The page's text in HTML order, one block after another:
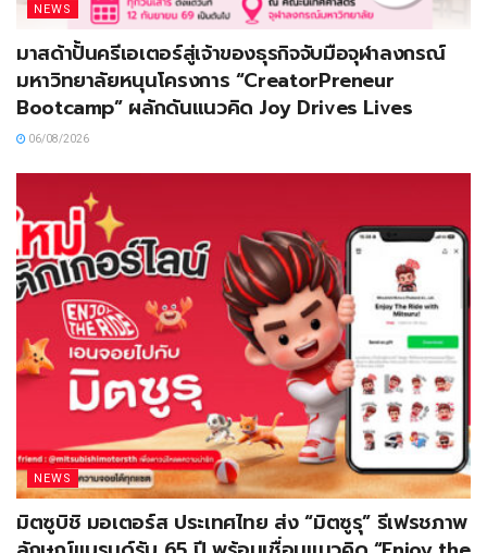
NEWS
มาสด้าปั้นครีเอเตอร์สู่เจ้าของธุรกิจจับมือจุฬาลงกรณ์
มหาวิทยาลัยหนุนโครงการ “CreatorPreneur
Bootcamp” ผลักดันแนวคิด Joy Drives Lives
06/08/2026
NEWS
มิตซูบิชิ มอเตอร์ส ประเทศไทย ส่ง “มิตซูรุ” รีเฟรชภาพ